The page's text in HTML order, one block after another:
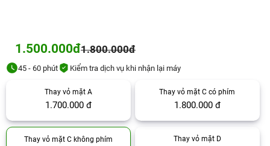
1.500.000đ1.800.000đ
45 - 60 phút Kiểm tra dịch vụ khi nhận lại máy
Thay vỏ mặt A
1.700.000 đ
Thay vỏ mặt C có phím
1.800.000 đ
Thay vỏ mặt C không phím Thay vỏ mặt D